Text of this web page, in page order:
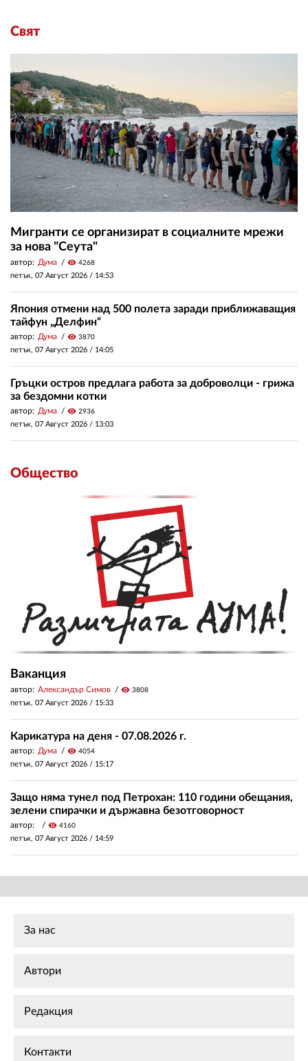
Свят
Мигранти се организират в социалните мрежи
за нова "Сеута"
автор: Дума visibility 4268
петък, 07 Август 2026 / 14:53
Япония отмени над 500 полета заради приближаващия
тайфун „Делфин“
автор: Дума visibility 3870
петък, 07 Август 2026 / 14:05
Гръцки остров предлага работа за доброволци - грижа
за бездомни котки
автор: Дума visibility 2936
петък, 07 Август 2026 / 13:03
Общество
Ваканция
автор: Александър Симов visibility 3808
петък, 07 Август 2026 / 15:33
Карикатура на деня - 07.08.2026 г.
автор: Дума visibility 4054
петък, 07 Август 2026 / 15:17
Защо няма тунел под Петрохан: 110 години обещания,
зелени спирачки и държавна безотговорност
автор: visibility 4160
петък, 07 Август 2026 / 14:59
За нас
Автори
Редакция
Контакти